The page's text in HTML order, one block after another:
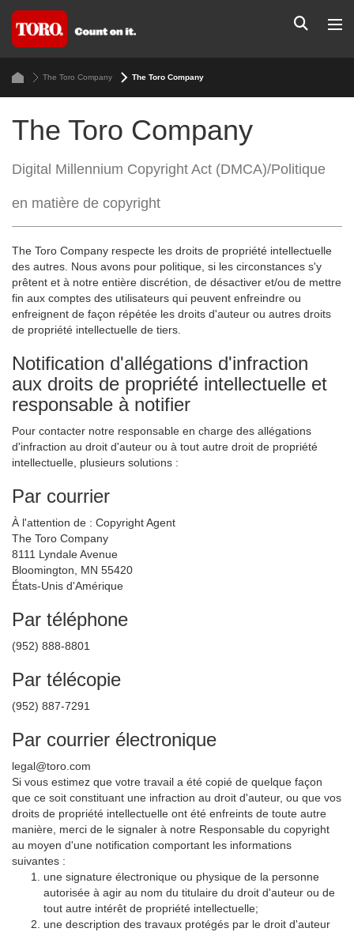
The Toro Company The Toro Company
The Toro Company
Digital Millennium Copyright Act (DMCA)/Politique
en matière de copyright
The Toro Company respecte les droits de propriété intellectuelle
des autres. Nous avons pour politique, si les circonstances s'y
prêtent et à notre entière discrétion, de désactiver et/ou de mettre
fin aux comptes des utilisateurs qui peuvent enfreindre ou
enfreignent de façon répétée les droits d'auteur ou autres droits
de propriété intellectuelle de tiers.
Notification d'allégations d'infraction
aux droits de propriété intellectuelle et
responsable à notifier
Pour contacter notre responsable en charge des allégations
d'infraction au droit d'auteur ou à tout autre droit de propriété
intellectuelle, plusieurs solutions :
Par courrier
À l'attention de : Copyright Agent
The Toro Company
8111 Lyndale Avenue
Bloomington, MN 55420
États-Unis d'Amérique
Par téléphone
(952) 888-8801
Par télécopie
(952) 887-7291
Par courrier électronique
legal@toro.com
Si vous estimez que votre travail a été copié de quelque façon
que ce soit constituant une infraction au droit d'auteur, ou que vos
droits de propriété intellectuelle ont été enfreints de toute autre
manière, merci de le signaler à notre Responsable du copyright
au moyen d'une notification comportant les informations
suivantes :
une signature électronique ou physique de la personne
autorisée à agir au nom du titulaire du droit d'auteur ou de
tout autre intérêt de propriété intellectuelle;
une description des travaux protégés par le droit d'auteur